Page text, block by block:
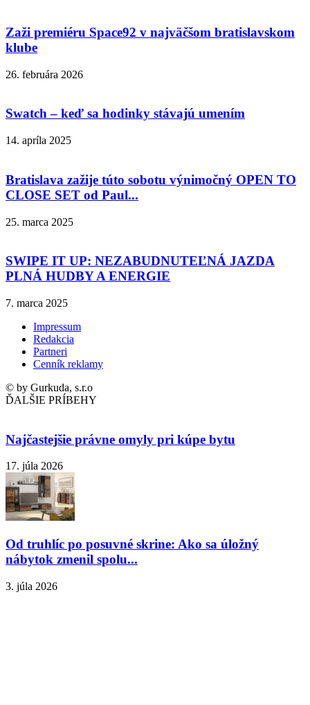
Zaži premiéru Space92 v najväčšom bratislavskom
klube
26. februára 2026
Swatch – keď sa hodinky stávajú umením
14. apríla 2025
Bratislava zažije túto sobotu výnimočný OPEN TO
CLOSE SET od Paul...
25. marca 2025
SWIPE IT UP: NEZABUDNUTEĽNÁ JAZDA
PLNÁ HUDBY A ENERGIE
7. marca 2025
Impressum
Redakcia
Partneri
Cenník reklamy
© by Gurkuda, s.r.o
ĎALŠIE PRÍBEHY
Najčastejšie právne omyly pri kúpe bytu
17. júla 2026
Od truhlíc po posuvné skrine: Ako sa úložný
nábytok zmenil spolu...
3. júla 2026